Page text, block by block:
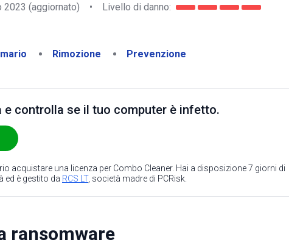
2023 (aggiornato) • Livello di danno:
Rimozione Prevenzione
controlla se il tuo computer è infetto.
acquistare una licenza per Combo Cleaner. Hai a disposizione 7 giorni di
ed è gestito da RCS LT, società madre di PCRisk.
ransomware